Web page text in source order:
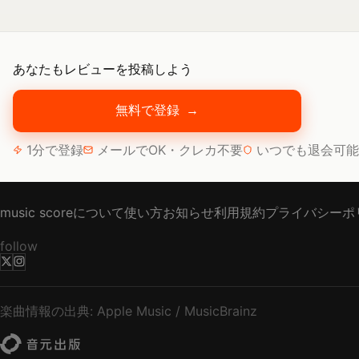
あなたもレビューを投稿しよう
無料で登録 →
1分で登録 メールでOK・クレカ不要 いつでも退会可能
music scoreについて使い方お知らせ利用規約プライバシーポ
follow
楽曲情報の出典: Apple Music / MusicBrainz